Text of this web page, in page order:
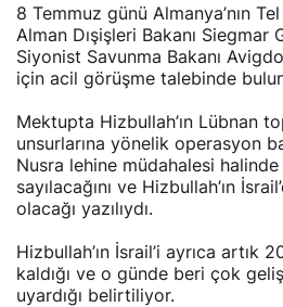
8 Temmuz günü Almanya’nın
Alman Dışişleri Bakanı Siegmar
Siyonist Savunma Bakanı
için acil görüşme talebinde
Mektupta Hizbullah’ın Lübnan
unsurlarına yönelik operasyon
Nusra lehine müdahalesi
sayılacağını ve Hizbullah’ın
olacağı yazılıydı.
Hizbullah’ın İsrail’i ayrıca artık
kaldığı ve o günde beri çok
uyardığı belirtiliyor.